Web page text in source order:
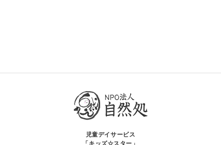
児童デイサービス